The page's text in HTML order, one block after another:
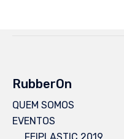
RubberOn
QUEM SOMOS
EVENTOS